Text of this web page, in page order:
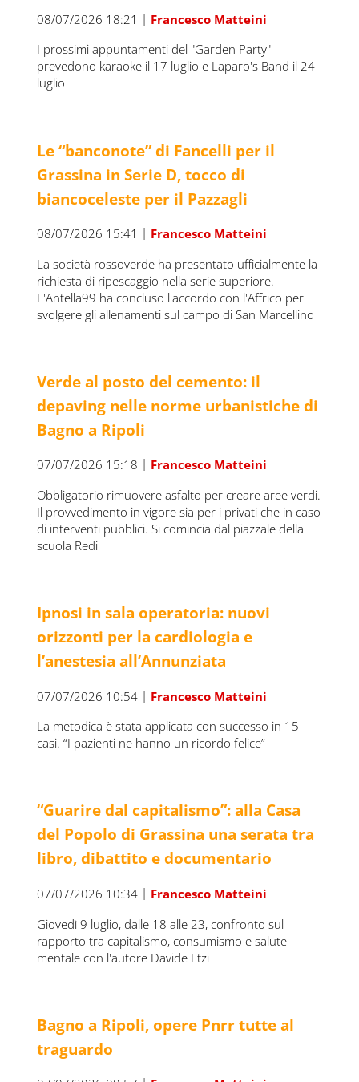
08/07/2026 18:21 | Francesco Matteini
I prossimi appuntamenti del "Garden Party"
prevedono karaoke il 17 luglio e Laparo's Band il 24
luglio
Le “banconote” di Fancelli per il
Grassina in Serie D, tocco di
biancoceleste per il Pazzagli
08/07/2026 15:41 | Francesco Matteini
La società rossoverde ha presentato ufficialmente la
richiesta di ripescaggio nella serie superiore.
L'Antella99 ha concluso l'accordo con l'Affrico per
svolgere gli allenamenti sul campo di San Marcellino
Verde al posto del cemento: il
depaving nelle norme urbanistiche di
Bagno a Ripoli
07/07/2026 15:18 | Francesco Matteini
Obbligatorio rimuovere asfalto per creare aree verdi.
Il provvedimento in vigore sia per i privati che in caso
di interventi pubblici. Si comincia dal piazzale della
scuola Redi
Ipnosi in sala operatoria: nuovi
orizzonti per la cardiologia e
l’anestesia all’Annunziata
07/07/2026 10:54 | Francesco Matteini
La metodica è stata applicata con successo in 15
casi. “I pazienti ne hanno un ricordo felice”
“Guarire dal capitalismo”: alla Casa
del Popolo di Grassina una serata tra
libro, dibattito e documentario
07/07/2026 10:34 | Francesco Matteini
Giovedì 9 luglio, dalle 18 alle 23, confronto sul
rapporto tra capitalismo, consumismo e salute
mentale con l'autore Davide Etzi
Bagno a Ripoli, opere Pnrr tutte al
traguardo